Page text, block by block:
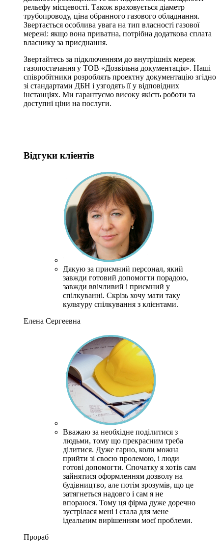
рельєфу місцевості. Також враховується діаметр
трубопроводу, ціна обранного газового обладнання.
Звертається особлива увага на тип власності газової
мережі: якщо вона приватна, потрібна додаткова сплата
власнику за приєднання.
Звертайтесь за підключенням до внутрішніх мереж
газопостачання у ТОВ «Дозвільна документація». Наші
співробітники розроблять проектну документацію згідно
зі стандартами ДБН і узгодять її у відповідних
інстанціях. Ми гарантуємо високу якість роботи та
доступні ціни на послуги.
Відгуки кліентів
Дякую за приємний персонал, який
завжди готовий допомогти порадою,
завжди ввічливий і приємний у
спілкуванні. Скрізь хочу мати таку
культуру спілкування з клієнтами.
Елена Сергеевна
Вважаю за необхідне поділитися з
людьми, тому що прекрасним треба
ділитися. Дуже гарно, коли можна
прийти зі своєю пролемою, і люди
готові допомогти. Спочатку я хотів сам
зайнятися оформленням дозволу на
будівництво, але потім зрозумів, що це
затягнеться надовго і сам я не
впораюся. Тому ця фірма дуже доречно
зустрілася мені і стала для мене
ідеальним вирішенням моєї проблеми.
Прораб